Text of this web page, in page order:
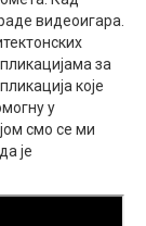
видеоигара.
за
које
у
смо се ми
је